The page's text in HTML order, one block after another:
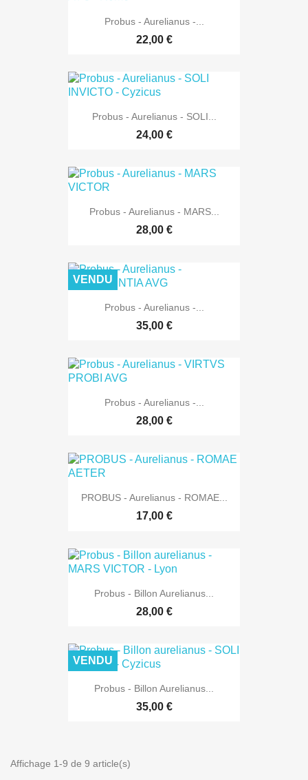
Probus - Aurelianus -...
22,00 €
Probus - Aurelianus - SOLI...
24,00 €
Probus - Aurelianus - MARS...
28,00 €
Probus - Aurelianus -...
35,00 €
VENDU
Probus - Aurelianus -...
28,00 €
PROBUS - Aurelianus - ROMAE...
17,00 €
Probus - Billon Aurelianus...
28,00 €
Probus - Billon Aurelianus...
35,00 €
VENDU
Affichage 1-9 de 9 article(s)